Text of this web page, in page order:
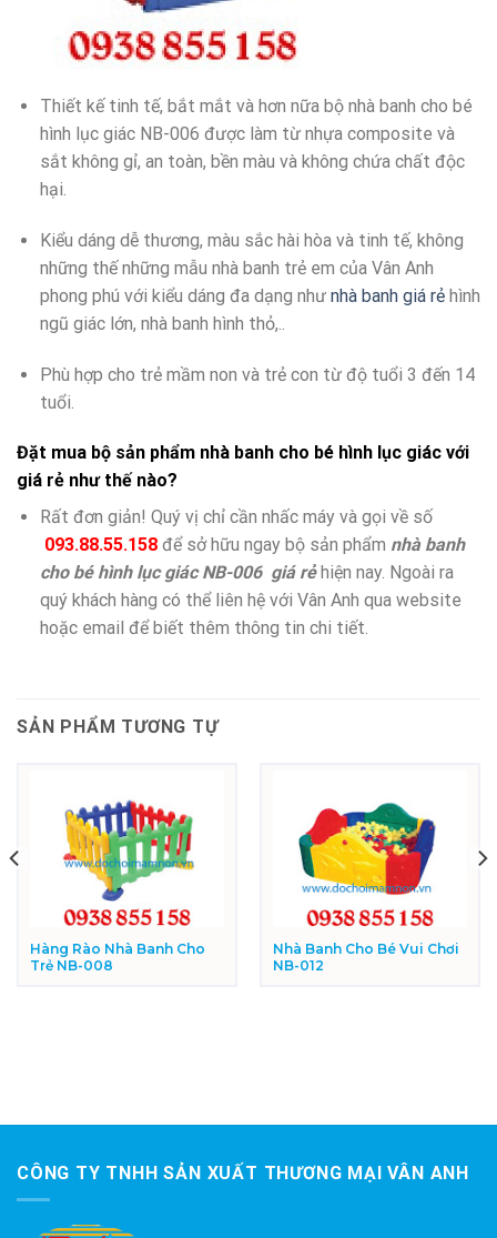
Thiết kế tinh tế, bắt mắt và hơn nữa bộ nhà banh cho bé
hình lục giác NB-006 được làm từ nhựa composite và
sắt không gỉ, an toàn, bền màu và không chứa chất độc
hại.
Kiểu dáng dễ thương, màu sắc hài hòa và tinh tế, không
những thế những mẫu nhà banh trẻ em của Vân Anh
phong phú với kiểu dáng đa dạng như nhà banh giá rẻhình
ngũ giác lớn, nhà banh hình thỏ,..
Phù hợp cho trẻ mầm non và trẻ con từ độ tuổi 3 đến 14
tuổi.
Đặt mua bộ sản phẩm nhà banh cho bé hình lục giác với
giá rẻ như thế nào?
Rất đơn giản! Quý vị chỉ cần nhấc máy và gọi về số
093.88.55.158để sở hữu ngay bộ sản phẩm nhà banh
cho bé hình lục giác NB-006 giá rẻhiện nay. Ngoài ra
quý khách hàng có thể liên hệ với Vân Anh qua website
hoặc email để biết thêm thông tin chi tiết.
SẢN PHẨM TƯƠNG TỰ
Hàng Rào Nhà Banh Cho
Trẻ NB-008
Nhà Banh Cho Bé Vui Chơi
NB-012
CÔNG TY TNHH SẢN XUẤT THƯƠNG MẠI VÂN ANH